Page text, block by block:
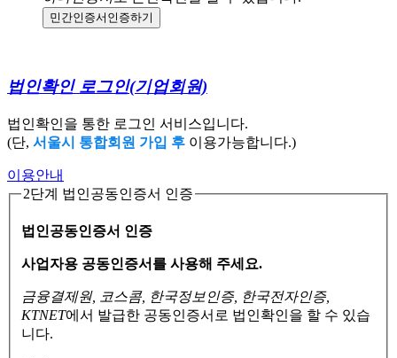
민간인증서 인증하기
법인확인 로그인(기업회원)
법인확인을 통한 로그인 서비스입니다.
(단, 서울시 통합회원 가입 후 이용가능합니다.)
이용안내
2단계 법인공동인증서 인증
법인공동인증서 인증
사업자용 공동인증서를 사용해 주세요.
금융결제원, 코스콤, 한국정보인증, 한국전자인증,
KTNET에서 발급한 공동인증서로 법인확인을 할 수 있습
니다.